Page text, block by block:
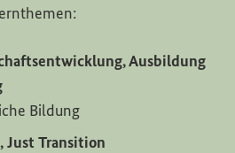
Ausbildung
Bildung
Just Transition